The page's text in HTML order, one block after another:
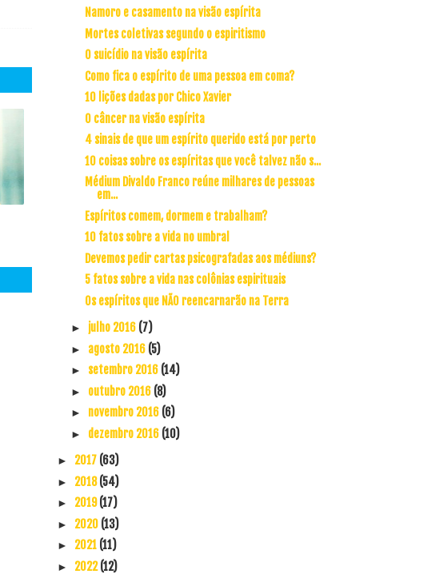
Namoro e casamento na visão espírita
Mortes coletivas segundo o espiritismo
O suicídio na visão espírita
Como fica o espírito de uma pessoa em coma?
10 lições dadas por Chico Xavier
O câncer na visão espírita
4 sinais de que um espírito querido está por perto
10 coisas sobre os espíritas que você talvez não s...
Médium Divaldo Franco reúne milhares de pessoas
em...
Espíritos comem, dormem e trabalham?
10 fatos sobre a vida no umbral
Devemos pedir cartas psicografadas aos médiuns?
5 fatos sobre a vida nas colônias espirituais
Os espíritos que NÃO reencarnarão na Terra
► julho 2016 (7)
► agosto 2016 (5)
► setembro 2016 (14)
► outubro 2016 (8)
► novembro 2016 (6)
► dezembro 2016 (10)
► 2017 (63)
► 2018(54)
► 2019(17)
► 2020 (13)
► 2021 (11)
► 2022(12)